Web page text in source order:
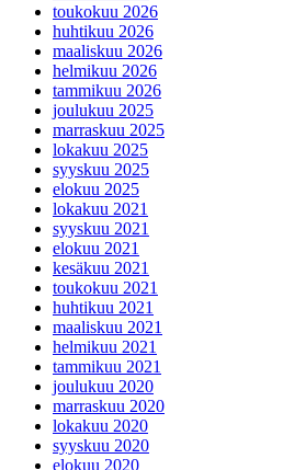
toukokuu 2026
huhtikuu 2026
maaliskuu 2026
helmikuu 2026
tammikuu 2026
joulukuu 2025
marraskuu 2025
lokakuu 2025
syyskuu 2025
elokuu 2025
lokakuu 2021
syyskuu 2021
elokuu 2021
kesäkuu 2021
toukokuu 2021
huhtikuu 2021
maaliskuu 2021
helmikuu 2021
tammikuu 2021
joulukuu 2020
marraskuu 2020
lokakuu 2020
syyskuu 2020
elokuu 2020